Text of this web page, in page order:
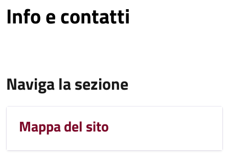
Info e contatti
Naviga la sezione
Mappa del sito